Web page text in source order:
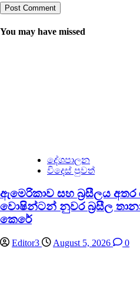
You may have missed
දේශපාලන
විදෙස් පුවත්
ඇමෙරිකාව සහ බ්‍රසීලය අතර
වොෂින්ටන් නුවර බ්‍රසීල
කෙරේ
Editor3 August 5, 2026 0